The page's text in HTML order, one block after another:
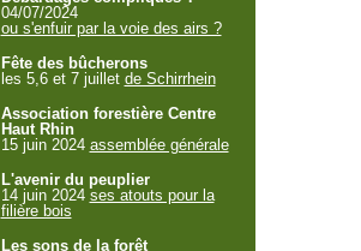
04/07/2024
ou s'enfuir par la voie des airs ?
Fête des bûcherons
les 5,6 et 7 juillet de Schirrhein
Association forestière Centre
Haut Rhin
15 juin 2024 assemblée générale
L'avenir du peuplier
14 juin 2024 ses atouts pour la
filière bois
Les sons de la forêt